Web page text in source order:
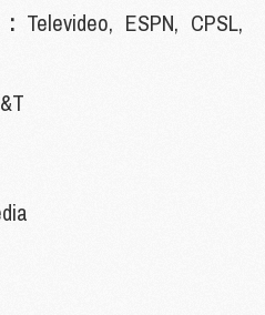
: Televideo, ESPN, CPSL,